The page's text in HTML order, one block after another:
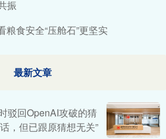
振
粮食安全“压舱石”更坚实
最新文章
驳回OpenAI攻破的猜
，但已跟原猜想无关”